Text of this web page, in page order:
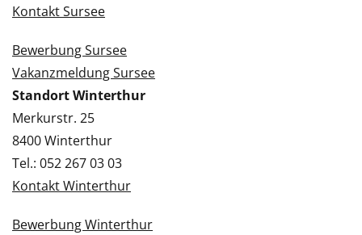
Kontakt Sursee
Bewerbung Sursee
Vakanzmeldung Sursee
Standort Winterthur
Merkurstr. 25
8400 Winterthur
Tel.: 052 267 03 03
Kontakt Winterthur
Bewerbung Winterthur